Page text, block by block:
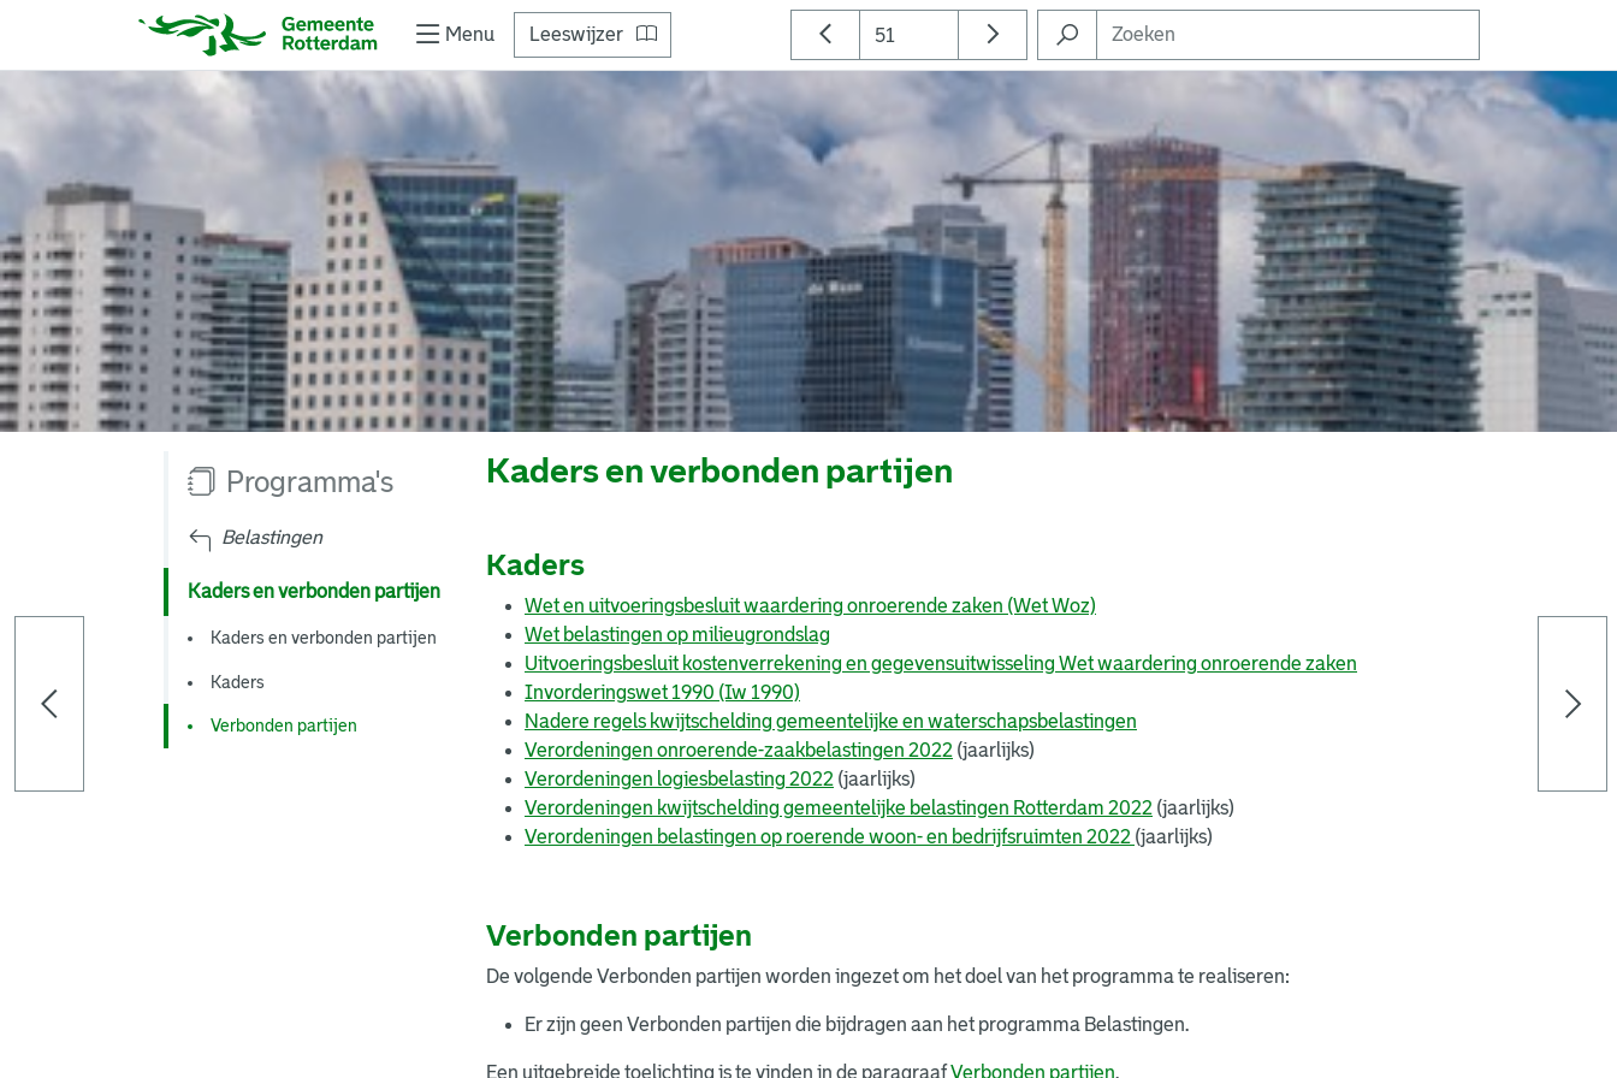
Menu Leeswijzer
Programma's
Belastingen
Kaders en verbonden partijen
Kaders en verbonden partijen
Kaders
Verbonden partijen
Kaders en verbonden partijen
Kaders
Wet en uitvoeringsbesluit waardering onroerende zaken (Wet Woz)
Wet belastingen op milieugrondslag
Uitvoeringsbesluit kostenverrekening en gegevensuitwisseling Wet waardering onroerende zaken
Invorderingswet 1990 (Iw 1990)
Nadere regels kwijtschelding gemeentelijke en waterschapsbelastingen
Verordeningen onroerende-zaakbelastingen 2022 (jaarlijks)
Verordeningen logiesbelasting 2022 (jaarlijks)
Verordeningen kwijtschelding gemeentelijke belastingen Rotterdam 2022 (jaarlijks)
Verordeningen belastingen op roerende woon- en bedrijfsruimten 2022 (jaarlijks)
Verbonden partijen
De volgende Verbonden partijen worden ingezet om het doel van het programma te realiseren:
Er zijn geen Verbonden partijen die bijdragen aan het programma Belastingen.
Een uitgebreide toelichting is te vinden in de paragraafVerbonden partijen.